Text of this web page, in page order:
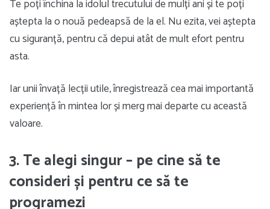
Te poți închina la idolul trecutului de mulți ani și te poți
aștepta la o nouă pedeapsă de la el. Nu ezita, vei aștepta
cu siguranță, pentru că depui atât de mult efort pentru
asta.
Iar unii învață lecții utile, înregistrează cea mai importantă
experiență în mintea lor și merg mai departe cu această
valoare.
3. Te alegi singur – pe cine să te
consideri și pentru ce să te
programezi